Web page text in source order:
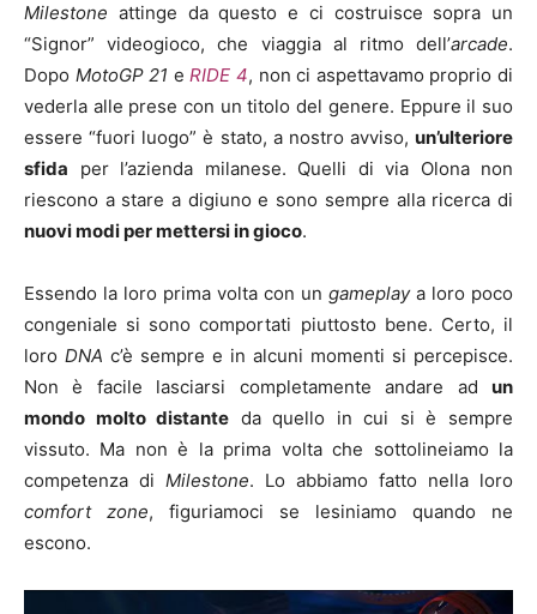
Milestone attinge da questo e ci costruisce sopra un
“Signor” videogioco, che viaggia al ritmo dell’arcade.
Dopo MotoGP 21 eRIDE 4, non ci aspettavamo proprio di
vederla alle prese con un titolo del genere. Eppure il suo
essere “fuori luogo” è stato, a nostro avviso, un’ulteriore
sfida per l’azienda milanese. Quelli di via Olona non
riescono a stare a digiuno e sono sempre alla ricerca di
nuovi modi per mettersi in gioco.
Essendo la loro prima volta con un gameplaya loro poco
congeniale si sono comportati piuttosto bene. Certo, il
loro DNA c’è sempre e in alcuni momenti si percepisce.
Non è facile lasciarsi completamente andare ad un
mondo molto distante da quello in cui si è sempre
vissuto. Ma non è la prima volta che sottolineiamo la
competenza di Milestone. Lo abbiamo fatto nella loro
comfort zone, figuriamoci se lesiniamo quando ne
escono.